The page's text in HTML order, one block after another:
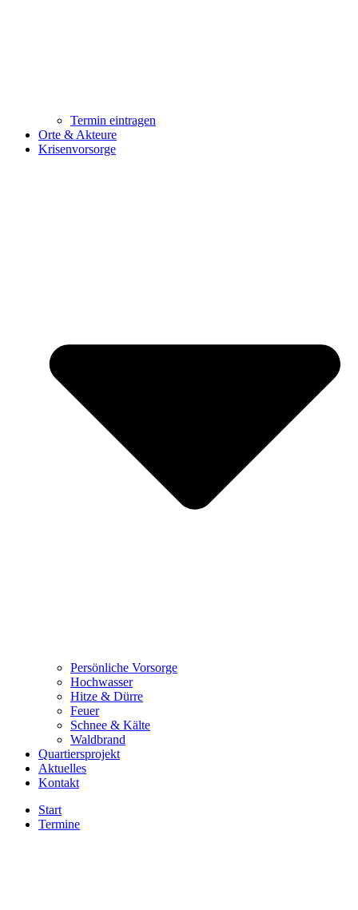
Termin eintragen
Orte & Akteure
Krisenvorsorge
Persönliche Vorsorge
Hochwasser
Hitze & Dürre
Feuer
Schnee & Kälte
Waldbrand
Quartiersprojekt
Aktuelles
Kontakt
Start
Termine